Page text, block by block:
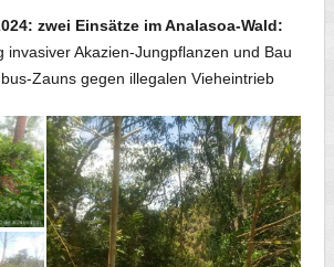
zwei Einsätze im Analasoa-Wald:
invasiver Akazien-Jungpflanzen und Bau
Zauns gegen illegalen Vieheintrieb